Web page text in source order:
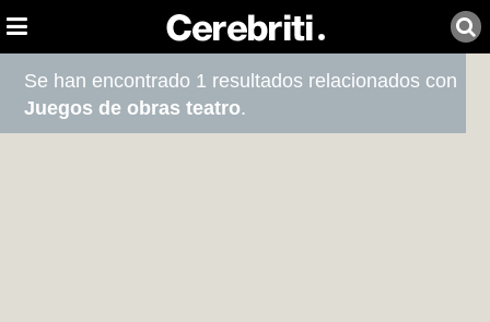
Se han encontrado 1 resultados relacionados con
Juegos de obras teatro.